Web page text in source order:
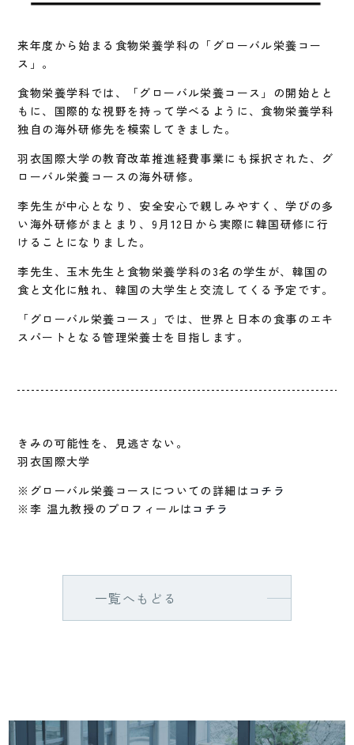
来年度から始まる食物栄養学科の「グローバル栄養コー
ス」。
食物栄養学科では、「グローバル栄養コース」の開始とと
もに、国際的な視野を持って学べるように、食物栄養学科
独自の海外研修先を模索してきました。
羽衣国際大学の教育改革推進経費事業にも採択された、グ
ローバル栄養コースの海外研修。
李先生が中心となり、安全安心で親しみやすく、学びの多
い海外研修がまとまり、9月12日から実際に韓国研修に行
けることになりました。
李先生、玉木先生と食物栄養学科の3名の学生が、韓国の
食と文化に触れ、韓国の大学生と交流してくる予定です。
「グローバル栄養コース」では、世界と日本の食事のエキ
スパートとなる管理栄養士を目指します。
きみの可能性を、見逃さない。
羽衣国際大学
※グローバル栄養コースについての詳細は コチラ
※李 温九教授のプロフィールは コチラ
一覧へもどる